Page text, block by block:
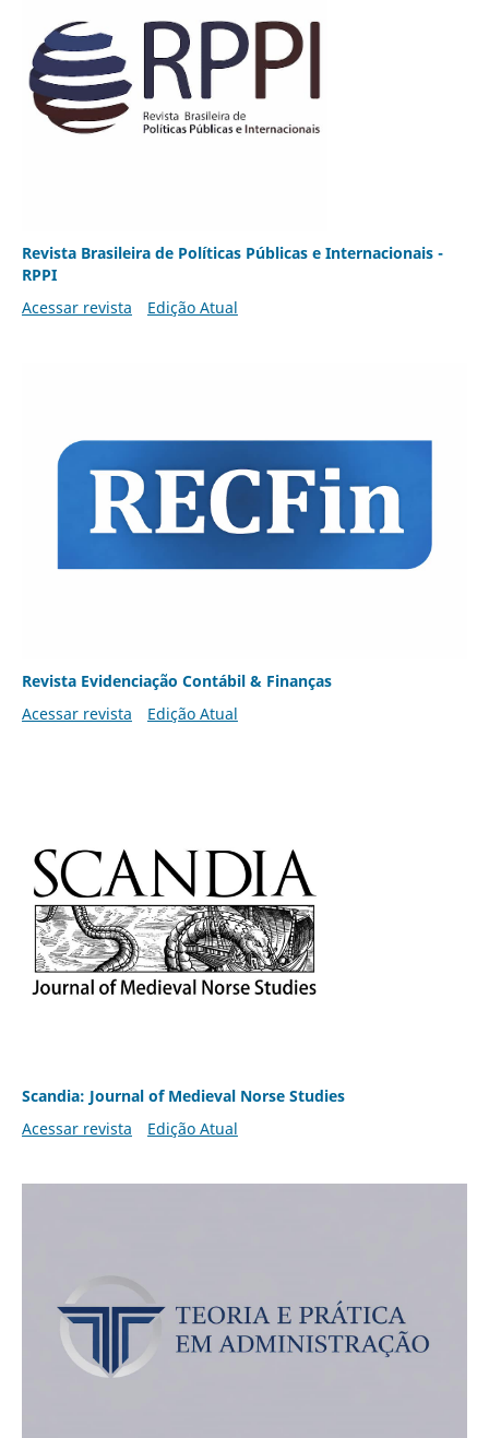
Revista Brasileira de Políticas Públicas e Internacionais -
RPPI
Acessar revista
Edição Atual
Revista Evidenciação Contábil & Finanças
Acessar revista
Edição Atual
Scandia: Journal of Medieval Norse Studies
Acessar revista
Edição Atual